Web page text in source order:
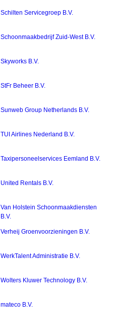
Schilten Servicegroep B.V.
Schoonmaakbedrijf Zuid-West B.V.
Skyworks B.V.
StFr Beheer B.V.
Sunweb Group Netherlands B.V.
TUI Airlines Nederland B.V.
Taxipersoneelservices Eemland B.V.
United Rentals B.V.
Van Holstein Schoonmaakdiensten
B.V.
Verheij Groenvoorzieningen B.V.
WerkTalent Administratie B.V.
Wolters Kluwer Technology B.V.
mateco B.V.